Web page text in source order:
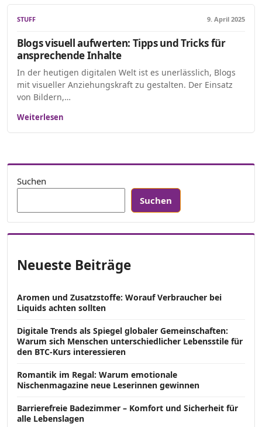
STUFF 9. April 2025
Blogs visuell aufwerten: Tipps und Tricks für
ansprechende Inhalte
In der heutigen digitalen Welt ist es unerlässlich, Blogs
mit visueller Anziehungskraft zu gestalten. Der Einsatz
von Bildern,…
Weiterlesen
Suchen
Suchen
Neueste Beiträge
Aromen und Zusatzstoffe: Worauf Verbraucher bei
Liquids achten sollten
Digitale Trends als Spiegel globaler Gemeinschaften:
Warum sich Menschen unterschiedlicher Lebensstile für
den BTC-Kurs interessieren
Romantik im Regal: Warum emotionale
Nischenmagazine neue Leserinnen gewinnen
Barrierefreie Badezimmer – Komfort und Sicherheit für
alle Lebenslagen